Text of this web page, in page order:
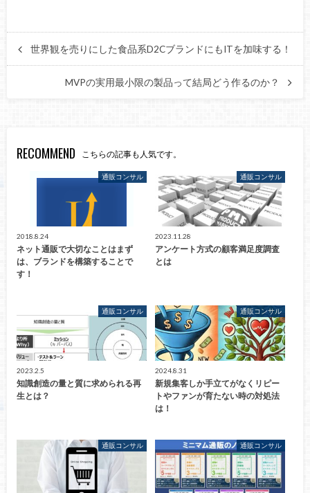
世界観を売りにした食品系D2CブランドにもITを加味する！
MVPの実用最小限の製品って結局どう作るのか？
RECOMMEND こちらの記事も人気です。
通販コンサル
2018.8.24
ネット通販で大切なことはまず
は、ブランドを構築することで
す！
通販コンサル
2023.11.28
アンケート方式の顧客満足度調査
とは
通販コンサル
2023.2.5
知識創造の量と質に求められる再
生とは？
通販コンサル
2024.8.31
新規集客しか手立てがなくリピー
トやファンが育たない時の対処法
は！
通販コンサル 通販コンサル